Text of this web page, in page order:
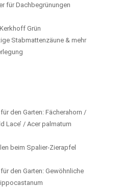
für Dachbegrünungen
Grün
Stabmattenzäune & mehr
den Garten: Fächerahorn /
Lace’ / Acer palmatum
beim Spalier-Zierapfel
den Garten: Gewöhnliche